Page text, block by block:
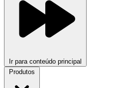
Ir para conteúdo principal
Produtos